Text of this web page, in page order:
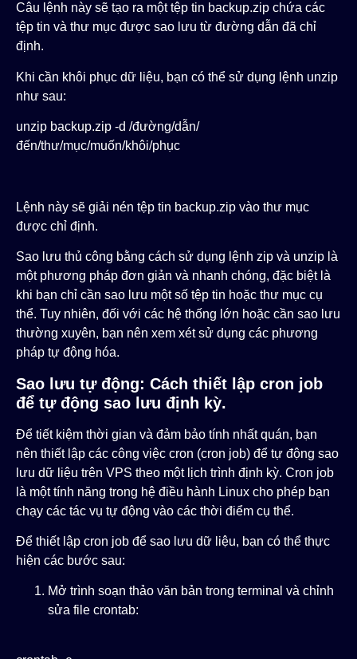
Câu lệnh này sẽ tạo ra một tệp tin backup.zip chứa các
tệp tin và thư mục được sao lưu từ đường dẫn đã chỉ
định.
Khi cần khôi phục dữ liệu, bạn có thể sử dụng lệnh unzip
như sau:
unzip backup.zip -d /đường/dẫn/
đến/thư/mục/muốn/khôi/phục
Lệnh này sẽ giải nén tệp tin backup.zip vào thư mục
được chỉ định.
Sao lưu thủ công bằng cách sử dụng lệnh zip và unzip là
một phương pháp đơn giản và nhanh chóng, đặc biệt là
khi bạn chỉ cần sao lưu một số tệp tin hoặc thư mục cụ
thể. Tuy nhiên, đối với các hệ thống lớn hoặc cần sao lưu
thường xuyên, bạn nên xem xét sử dụng các phương
pháp tự động hóa.
Sao lưu tự động: Cách thiết lập cron job
để tự động sao lưu định kỳ.
Để tiết kiệm thời gian và đảm bảo tính nhất quán, bạn
nên thiết lập các công việc cron (cron job) để tự động sao
lưu dữ liệu trên VPS theo một lịch trình định kỳ. Cron job
là một tính năng trong hệ điều hành Linux cho phép bạn
chạy các tác vụ tự động vào các thời điểm cụ thể.
Để thiết lập cron job để sao lưu dữ liệu, bạn có thể thực
hiện các bước sau:
Mở trình soạn thảo văn bản trong terminal và chỉnh
sửa file crontab: